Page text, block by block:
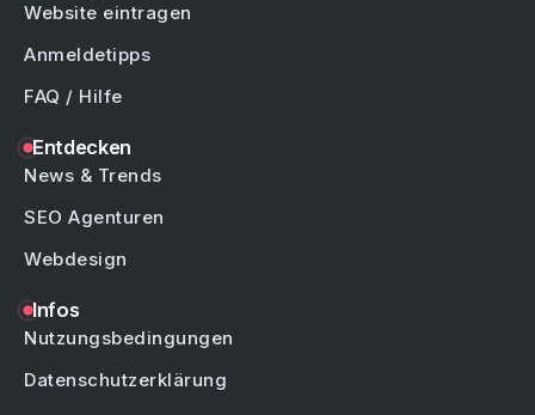
Website eintragen
Anmeldetipps
FAQ / Hilfe
Entdecken
News & Trends
SEO Agenturen
Webdesign
Infos
Nutzungsbedingungen
Datenschutzerklärung